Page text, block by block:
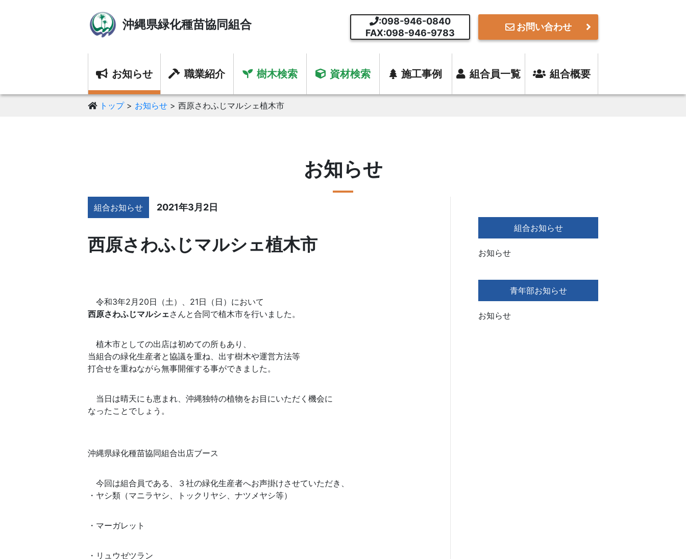
沖縄県緑化種苗協同組合
:098-946-0840
FAX:098-946-9783
お問い合わせ
お知らせ 職業紹介 樹木検索 資材検索 施工事例 組合員一覧 組合概要
トップ お知らせ 西原さわふじマルシェ植木市
お知らせ
組合お知らせ 2021年3月2日
西原さわふじマルシェ植木市
令和3年2月20日（土）、21日（日）において
西原さわふじマルシェさんと合同で植木市を行いました。
植木市としての出店は初めての所もあり、
当組合の緑化生産者と協議を重ね、出す樹木や運営方法等
打合せを重ねながら無事開催する事ができました。
当日は晴天にも恵まれ、沖縄独特の植物をお目にいただく機会に
なったことでしょう。
沖縄県緑化種苗協同組合出店ブース
今回は組合員である、３社の緑化生産者へお声掛けさせていただき、
・ヤシ類（マニラヤシ、トックリヤシ、ナツメヤシ等）
・マーガレット
・リュウゼツラン
組合お知らせ
お知らせ
青年部お知らせ
お知らせ